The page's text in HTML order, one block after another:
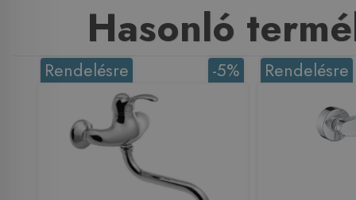
Hasonló
-5%
Rendelésre Rendelésre